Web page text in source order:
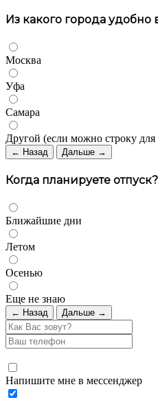
Из какого города удобно
Москва
Уфа
Самара
Другой (если можно строку
← Назад Дальше →
Когда планируете отпуск?
Ближайшие дни
Летом
Осенью
Еще не знаю
← Назад Дальше →
Напишите мне в мессенджер